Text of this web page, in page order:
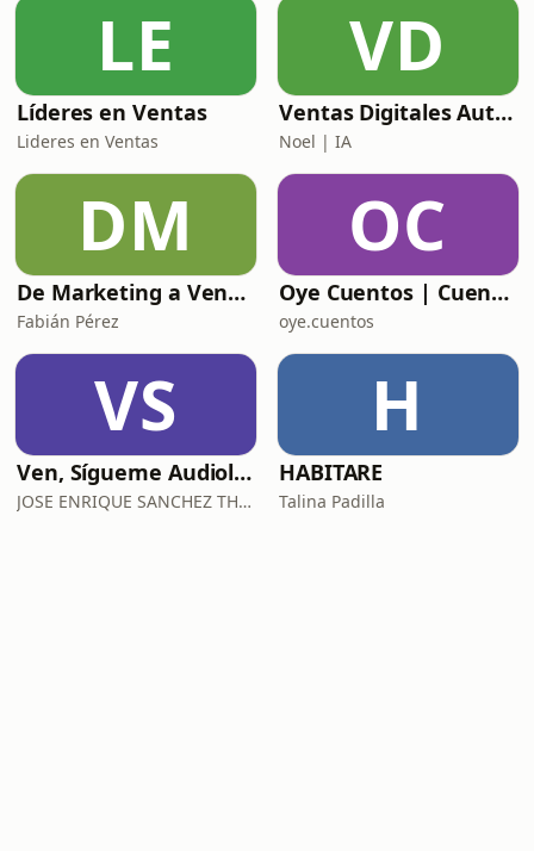
LE
Líderes en Ventas
Lideres en Ventas
VD
Ventas Digitales Automotrices: De BDC a DCA
Noel | IA
DM
De Marketing a Ventas
Fabián Pérez
OC
Oye Cuentos | Cuentos Infantiles que conectan con la imaginación.
oye.cuentos
VS
Ven, Sígueme Audiolibro
JOSE ENRIQUE SANCHEZ THOMPSON
H
HABITARE
Talina Padilla